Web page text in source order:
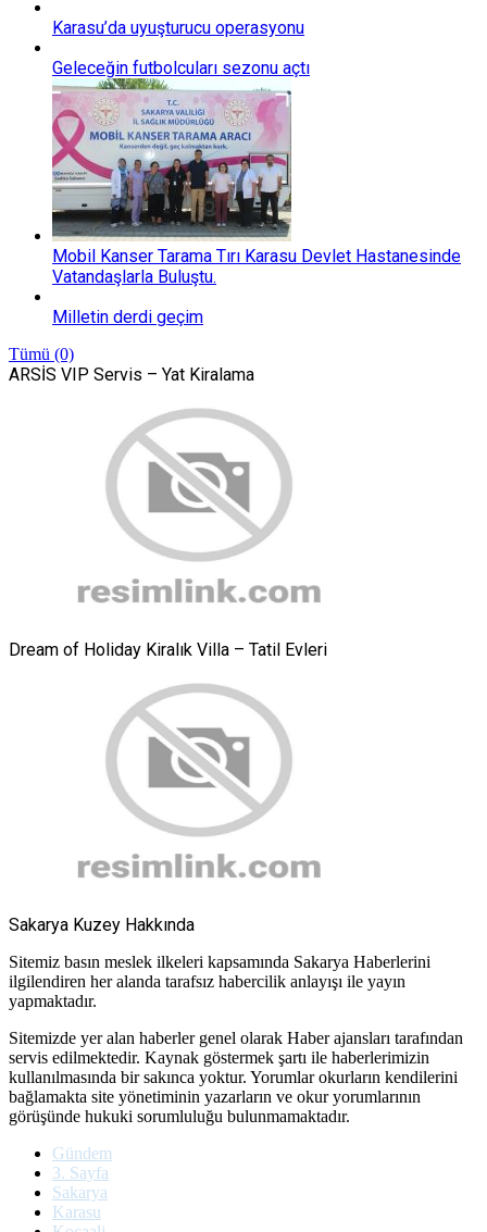
Karasu’da uyuşturucu operasyonu
Geleceğin futbolcuları sezonu açtı
Mobil Kanser Tarama Tırı Karasu Devlet Hastanesinde
Vatandaşlarla Buluştu.
Milletin derdi geçim
Tümü (0)
ARSİS VIP Servis – Yat Kiralama
Dream of Holiday Kiralık Villa – Tatil Evleri
Sakarya Kuzey Hakkında
Sitemiz basın meslek ilkeleri kapsamında Sakarya Haberlerini
ilgilendiren her alanda tarafsız habercilik anlayışı ile yayın
yapmaktadır.
Sitemizde yer alan haberler genel olarak Haber ajansları tarafından
servis edilmektedir. Kaynak göstermek şartı ile haberlerimizin
kullanılmasında bir sakınca yoktur. Yorumlar okurların kendilerini
bağlamakta site yönetiminin yazarların ve okur yorumlarının
görüşünde hukuki sorumluluğu bulunmamaktadır.
Gündem
3. Sayfa
Sakarya
Karasu